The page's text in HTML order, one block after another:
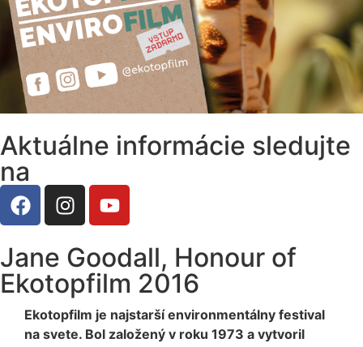
Aktuálne informácie sledujte
na
Jane Goodall, Honour of
Ekotopfilm 2016
Ekotopfilm je najstarší environmentálny festival
na svete. Bol založený v roku 1973 a vytvoril